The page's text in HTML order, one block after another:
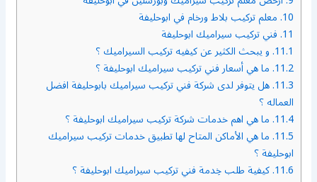
10. معلم تركيب بلاط ورخام في ابوحليفة
11. فني تركيب سيراميك ابوحليفة
11.1. و يبحث الكثير عن كيفيه تركيب السيراميك ؟
11.2. ما هي أسعار فني تركيب سيراميك ابوحليفة ؟
11.3. هل يتوفر لدى شركة فني تركيب سيراميك بابوحليفة افضل
العماله ؟
11.4. ما هي اهم خدمات شركة تركيب سيراميك ابوحليفة ؟
11.5. ما هي الأماكن المتاح لها تطبيق خدمات تركيب سيراميك
ابوحليفة ؟
11.6. كيفية طلب خِدمة فني تركيب سيراميك ابوحليفة ؟